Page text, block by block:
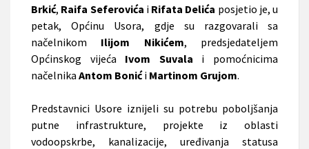
Brkić, Raifa Seferovića i Rifata Delića posjetio je, u
petak, Općinu Usora, gdje su razgovarali sa
načelnikom Ilijom Nikićem, predsjedateljem
Općinskog vijeća Ivom Suvala i pomoćnicima
načelnika Antom Bonići Martinom Grujom.
Predstavnici Usore iznijeli su potrebu poboljšanja
putne infrastrukture, projekte iz oblasti
vodoopskrbe, kanalizacije, uređivanja statusa